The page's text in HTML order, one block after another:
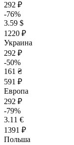
292 ₽
-76%
3.59 $
1220 ₽
Украина
292 ₽
-50%
161 ₴
591 ₽
Европа
292 ₽
-79%
3.11 €
1391 ₽
Польша